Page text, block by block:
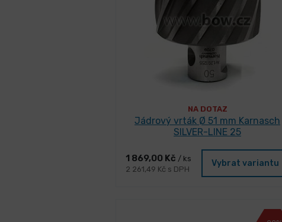
NA DOTAZ
Jádrový vrták Ø 51 mm Karnasch
SILVER-LINE 25
1 869,00 Kč / ks
2 261,49 Kč s DPH
Vybrat variantu